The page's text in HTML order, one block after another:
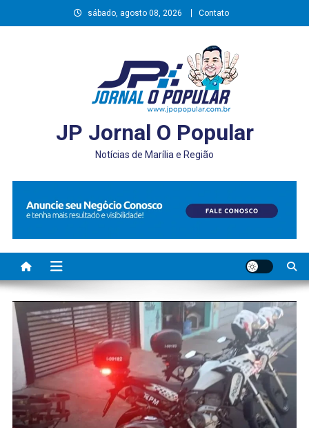
to
sábado, agosto 08, 2026 Contato
JP Jornal O Popular
Notícias de Marília e Região